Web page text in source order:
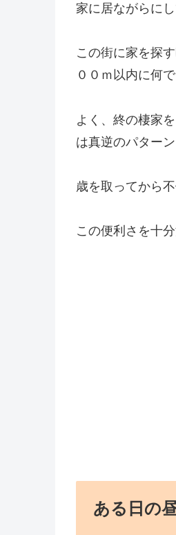
家に居ながらに
この街に家を探
００ｍ以内に何
よく、終の棲家
は真逆のパターン
歳を取ってから
この便利さを十
ある日の